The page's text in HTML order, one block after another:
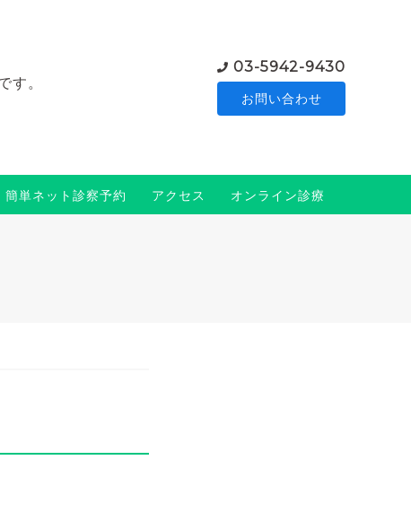
す。
03-5942-9430
お問い合わせ
簡単ネット診察予約 アクセス オンライン診療